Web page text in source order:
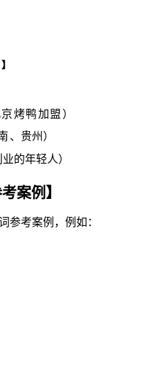
烤鸭加盟）
、贵州）
的年轻人）
案例】
参考案例，例如：